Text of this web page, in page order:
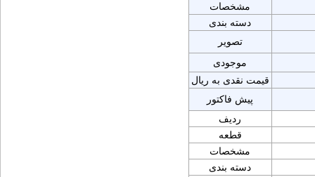
مشخصات
دسته بندی
تصویر
موجودی
قیمت نقدی به ریال
پیش فاکتور
ردیف
قطعه
مشخصات
دسته بندی